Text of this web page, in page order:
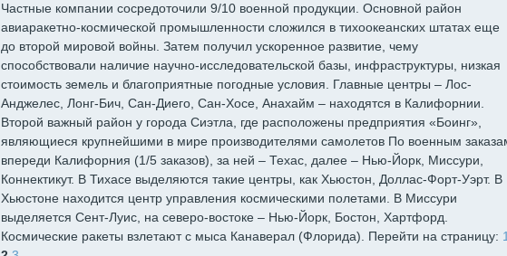
Частные компании сосредоточили 9/10 военной продукции. Основной район
авиаракетно-космической промышленности сложился в тихоокеанских штатах еще
до второй мировой войны. Затем получил ускоренное развитие, чему
способствовали наличие научно-исследовательской базы, инфраструктуры, низкая
стоимость земель и благоприятные погодные условия. Главные центры – Лос-
Анджелес, Лонг-Бич, Сан-Диего, Сан-Хосе, Анахайм – находятся в Калифорнии.
Второй важный район у города Сиэтла, где расположены предприятия «Боинг»,
являющиеся крупнейшими в мире производителями самолетов По военным
впереди Калифорния (1/5 заказов), за ней – Техас, далее – Нью-Йорк, Миссури,
Коннектикут. В Тихасе выделяются такие центры, как Хьюстон, Доллас-Форт-Уэрт. В
Хьюстоне находится центр управления космическими полетами. В Миссури
выделяется Сент-Луис, на северо-востоке – Нью-Йорк, Бостон, Хартфорд.
Космические ракеты взлетают с мыса Канаверал (Флорида). Перейти на страницу: 1